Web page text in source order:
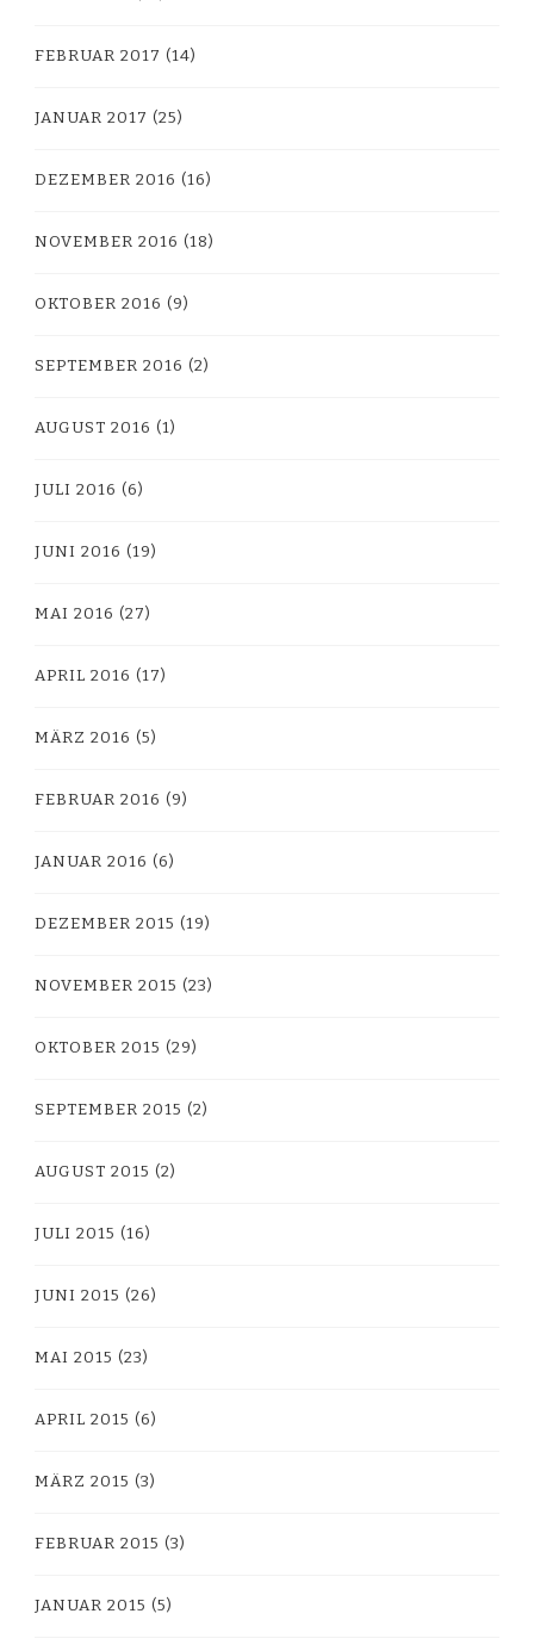
FEBRUAR 2017 (14)
JANUAR 2017 (25)
DEZEMBER 2016 (16)
NOVEMBER 2016 (18)
OKTOBER 2016 (9)
SEPTEMBER 2016 (2)
AUGUST 2016 (1)
JULI 2016 (6)
JUNI 2016 (19)
MAI 2016 (27)
APRIL 2016 (17)
MÄRZ 2016 (5)
FEBRUAR 2016 (9)
JANUAR 2016 (6)
DEZEMBER 2015 (19)
NOVEMBER 2015 (23)
OKTOBER 2015 (29)
SEPTEMBER 2015 (2)
AUGUST 2015 (2)
JULI 2015 (16)
JUNI 2015 (26)
MAI 2015 (23)
APRIL 2015 (6)
MÄRZ 2015 (3)
FEBRUAR 2015 (3)
JANUAR 2015 (5)